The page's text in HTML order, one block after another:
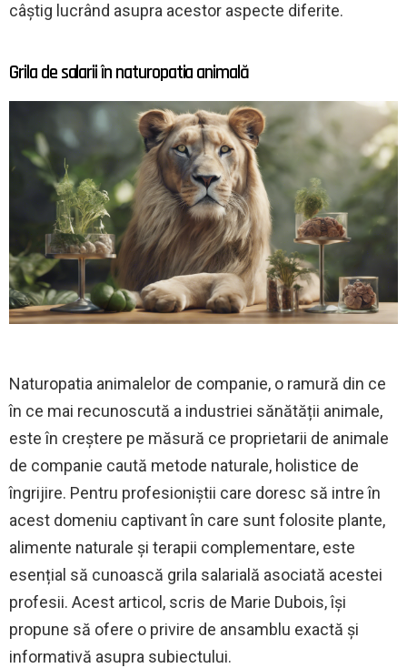
câștig lucrând asupra acestor aspecte diferite.
Grila de salarii în naturopatia animală
Naturopatia animalelor de companie, o ramură din ce
în ce mai recunoscută a industriei sănătății animale,
este în creștere pe măsură ce proprietarii de animale
de companie caută metode naturale, holistice de
îngrijire. Pentru profesioniștii care doresc să intre în
acest domeniu captivant în care sunt folosite plante,
alimente naturale și terapii complementare, este
esențial să cunoască grila salarială asociată acestei
profesii. Acest articol, scris de Marie Dubois, își
propune să ofere o privire de ansamblu exactă și
informativă asupra subiectului.